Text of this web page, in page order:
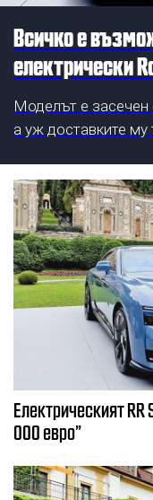
Всичко е
електрически
Моделът е
а уж доставките му
Електрическият
000 евро”